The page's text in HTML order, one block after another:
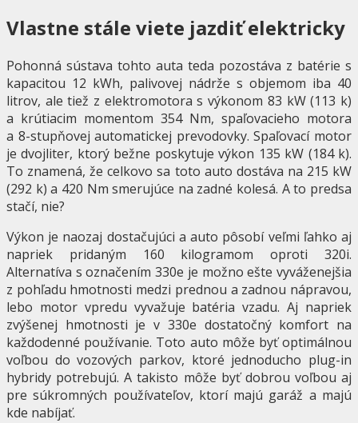
Vlastne stále viete jazdiť elektricky
Pohonná sústava tohto auta teda pozostáva z batérie s
kapacitou 12 kWh, palivovej nádrže s objemom iba 40
litrov, ale tiež z elektromotora s výkonom 83 kW (113 k)
a krútiacim momentom 354 Nm, spaľovacieho motora
a 8-stupňovej automatickej prevodovky. Spaľovací motor
je dvojliter, ktorý bežne poskytuje výkon 135 kW (184 k).
To znamená, že celkovo sa toto auto dostáva na 215 kW
(292 k) a 420 Nm smerujúce na zadné kolesá. A to predsa
stačí, nie?
Výkon je naozaj dostačujúci a auto pôsobí veľmi ľahko aj
napriek pridaným 160 kilogramom oproti 320i.
Alternatíva s označením 330e je možno ešte vyváženejšia
z pohľadu hmotnosti medzi prednou a zadnou nápravou,
lebo motor vpredu vyvažuje batéria vzadu. Aj napriek
zvýšenej hmotnosti je v 330e dostatočný komfort na
každodenné používanie. Toto auto môže byť optimálnou
voľbou do vozových parkov, ktoré jednoducho plug-in
hybridy potrebujú. A takisto môže byť dobrou voľbou aj
pre súkromných používateľov, ktorí majú garáž a majú
kde nabíjať.